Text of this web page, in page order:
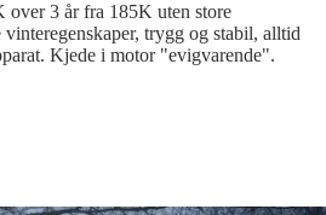
3 år fra 185K uten store
vinteregenskaper, trygg og stabil, alltid
Kjede i motor "evigvarende".